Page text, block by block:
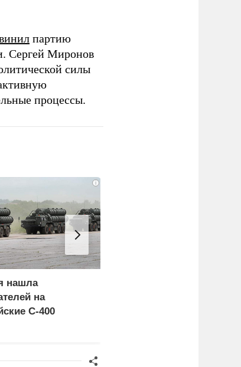
партию
Сергей Миронов
силы
процессы.
i
нашла
на
C-400